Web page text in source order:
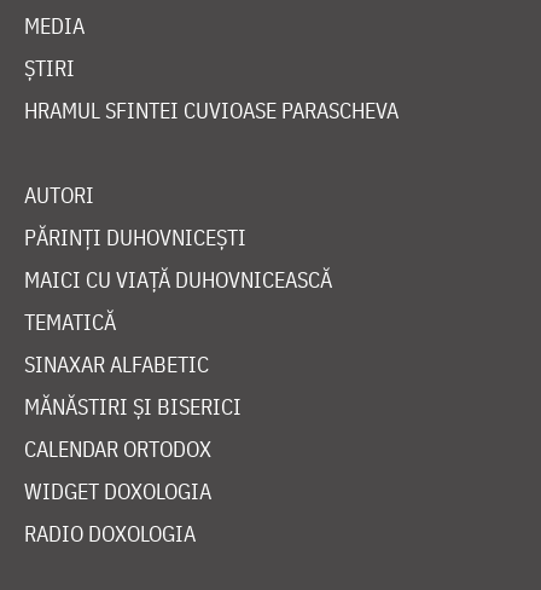
MEDIA
ȘTIRI
HRAMUL SFINTEI CUVIOASE PARASCHEVA
AUTORI
PĂRINȚI DUHOVNICEȘTI
MAICI CU VIAȚĂ DUHOVNICEASCĂ
TEMATICĂ
SINAXAR ALFABETIC
MĂNĂSTIRI ȘI BISERICI
CALENDAR ORTODOX
WIDGET DOXOLOGIA
RADIO DOXOLOGIA